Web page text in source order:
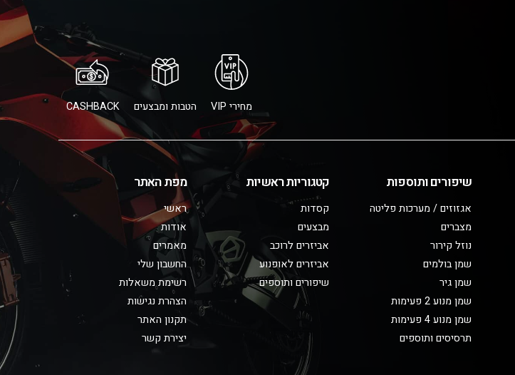
מחירי VIP הטבות ומבצעים CASHBACK
שיפורים ותוספות
אגזוזים / מערכות פליטה
מצברים
נוזל קירור
שמן בולמים
שמן גיר
שמן מנוע 2 פעימות
שמן מנוע 4 פעימות
תרסיסים ותוספים
קטגוריות ראשיות
קסדות
מבצעים
אביזרים לרוכב
אביזרים לאופנוע
שיפורים ותוספים
מפת האתר
ראשי
אודות
מאמרים
החשבון שלי
רשימת משאלות
הצהרת נגישות
תקנון האתר
יצירת קשר